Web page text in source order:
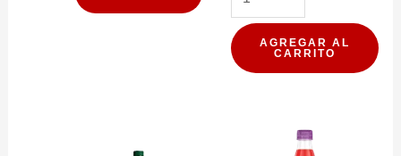
CON
GAS
AGREGAR AL
CARRITO